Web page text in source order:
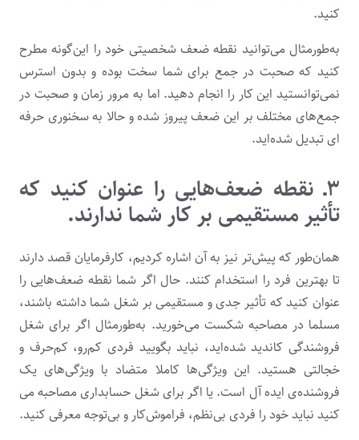
کنید.
به‌طورمثال می‌توانید نقطه ضعف شخصیتی خود را این‌گونه مطرح
کنید که صحبت در جمع برای شما سخت بوده و بدون استرس
نمی‌توانستید این کار را انجام دهید. اما به مرور زمان و صحبت در
جمع­‌های مختلف بر این ضعف پیروز شده و حالا به سخنوری حرفه­‌
ای تبدیل شده­‌اید.
۳ـ نقطه ضعف­‌هایی را عنوان کنید که
تأثیر مستقیمی بر کار شما ندارند.
همان­‌طور که پیش‌­تر نیز به آن اشاره کردیم، کارفرمایان قصد دارند
تا بهترین فرد را استخدام کنند. حال اگر شما نقطه ضعف­‌هایی را
عنوان کنید که تأثیر جدی و مستقیمی بر شغل شما داشته باشند،
مسلما در مصاحبه شکست می­‌خورید. به‌طورمثال اگر برای شغل
فروشندگی کاندید شده‌اید، نباید بگویید فردی کم‌رو، کم‌حرف و
خجالتی هستید. این ویژگی­‌ها کاملا متضاد با ویژگی­‌های یک
فروشنده­‌ی ایده­ آل است. یا اگر برای شغل حسابداری مصاحبه می­‌
کنید نباید خود را فردی بی‌نظم، فراموش‌کار و بی‌توجه معرفی کنید.